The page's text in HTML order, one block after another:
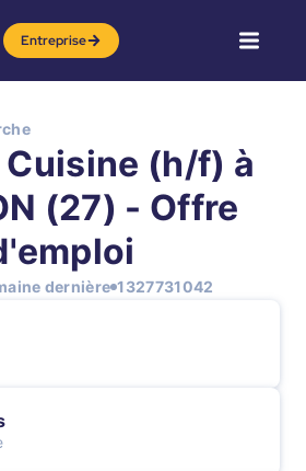
Entreprise
Cuisine (h/f) à
(27) - Offre
dernière 1327731042